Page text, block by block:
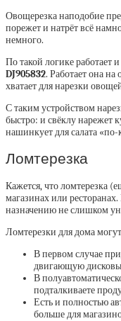
Овощерезка наподобие
порежет и натрёт всё
немного.
По такой логике работает
DJ905832. Работает она
хватает для нарезки
С таким устройством
быстро: и свёклу нарежет
нашинкует для салата
Ломтерезка
Кажется, что ломтерезка
магазинах или
назначению не слишком
Ломтерезки для дома
В первом случае
двигающую
В
подталкиваете
Есть и полностью
больше для